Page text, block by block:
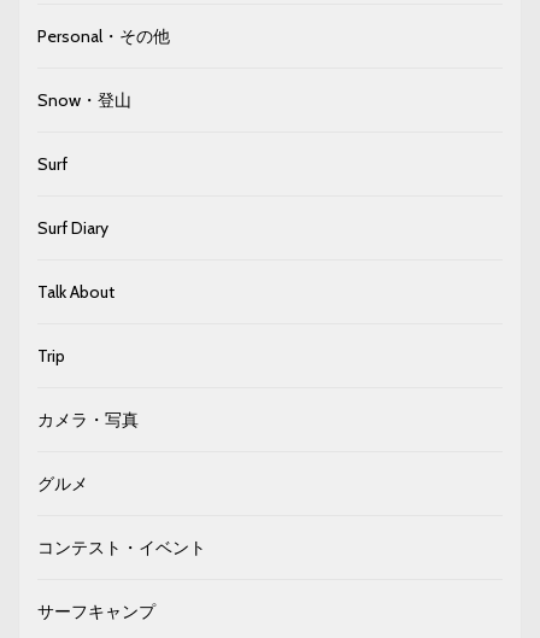
Personal・その他
Snow・登山
Surf
Surf Diary
Talk About
Trip
カメラ・写真
グルメ
コンテスト・イベント
サーフキャンプ